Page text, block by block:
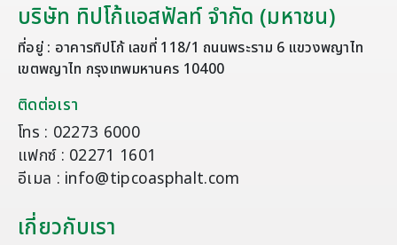
บริษัท ทิปโก้แอสฟัลท์ จำกัด (มหาชน)
ที่อยู่ : อาคารทิปโก้ เลขที่ 118/1 ถนนพระราม 6 แขวงพญาไท
เขตพญาไท กรุงเทพมหานคร 10400
ติดต่อเรา
โทร : 02273 6000
แฟกซ์ : 02271 1601
อีเมล : info@tipcoasphalt.com
เกี่ยวกับเรา